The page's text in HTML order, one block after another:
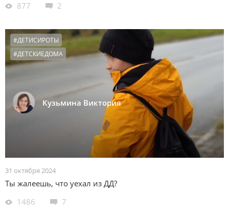
877
2
Кузьмина Виктория
#ДЕТИСИРОТЫ
#ДЕТСКИЕДОМА
31 октября 2024
Ты жалеешь, что уехал из ДД?
1486
7